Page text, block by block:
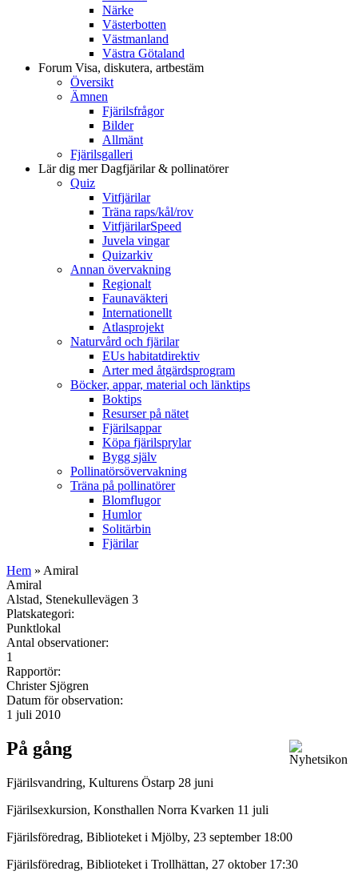
Närke
Västerbotten
Västmanland
Västra Götaland
Forum Visa, diskutera, artbestäm
Översikt
Ämnen
Fjärilsfrågor
Bilder
Allmänt
Fjärilsgalleri
Lär dig merDagfjärilar & pollinatörer
Quiz
Vitfjärilar
Träna raps/kål/rov
VitfjärilarSpeed
Juvela vingar
Quizarkiv
Annan övervakning
Regionalt
Faunaväkteri
Internationellt
Atlasprojekt
Naturvård och fjärilar
EUs habitatdirektiv
Arter med åtgärdsprogram
Böcker, appar, material och länktips
Boktips
Resurser på nätet
Fjärilsappar
Köpa fjärilsprylar
Bygg själv
Pollinatörsövervakning
Träna på pollinatörer
Blomflugor
Humlor
Solitärbin
Fjärilar
Hem » Amiral
Amiral
Alstad, Stenekullevägen 3
Platskategori:
Punktlokal
Antal observationer:
1
Rapportör:
Christer Sjögren
Datum för observation:
1 juli 2010
På gång
Fjärilsvandring, Kulturens Östarp 28 juni
Fjärilsexkursion, Konsthallen Norra Kvarken 11 juli
Fjärilsföredrag, Biblioteket i Mjölby, 23 september 18:00
Fjärilsföredrag, Biblioteket i Trollhättan, 27 oktober 17:30